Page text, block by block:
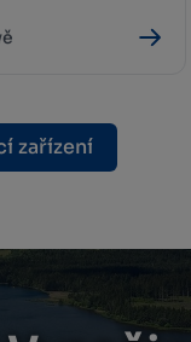
zařízení